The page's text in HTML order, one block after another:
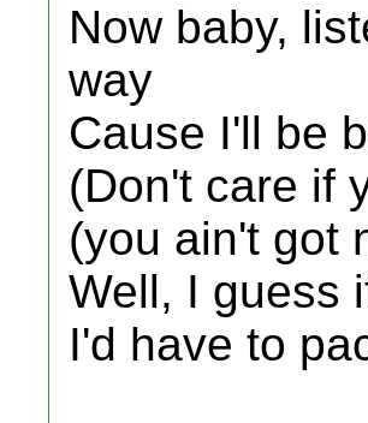
Now baby,
way
Cause I'll be
(Don't care if
(you ain't got
Well, I guess
I'd have to